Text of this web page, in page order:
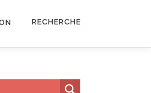
RECHERCHE